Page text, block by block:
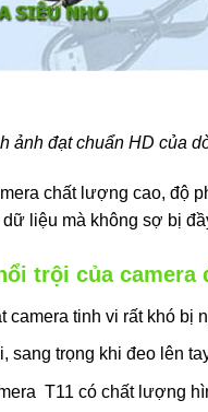
ảnh đạt chuẩn HD của
chất lượng cao, độ
liệu mà không sợ bị
trội của camera
camera tinh vi rất khó bị
sang trọng khi đeo lên
T11 có chất lượng